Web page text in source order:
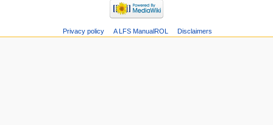
Privacy policy A LFS ManualROL Disclaimers